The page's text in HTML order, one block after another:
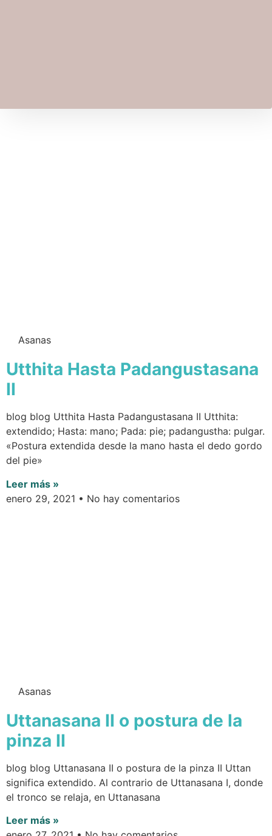
Asanas
Utthita Hasta Padangustasana
II
blog blog Utthita Hasta Padangustasana II Utthita:
extendido; Hasta: mano; Pada: pie; padangustha: pulgar.
«Postura extendida desde la mano hasta el dedo gordo
del pie»
Leer más »
enero 29, 2021
No hay comentarios
Asanas
Uttanasana II o postura de la
pinza II
blog blog Uttanasana II o postura de la pinza II Uttan
significa extendido. Al contrario de Uttanasana I, donde
el tronco se relaja, en Uttanasana
Leer más »